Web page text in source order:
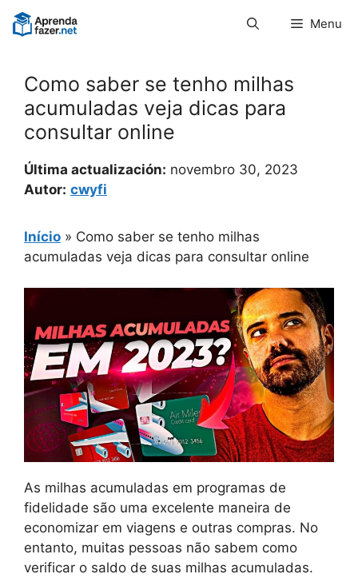
Pular
para
Menu
Como saber se tenho milhas
acumuladas veja dicas para
consultar online
Última actualización: novembro 30, 2023
Autor: cwyfi
Início » Como saber se tenho milhas
acumuladas veja dicas para consultar online
As milhas acumuladas em programas de
fidelidade são uma excelente maneira de
economizar em viagens e outras compras. No
entanto, muitas pessoas não sabem como
verificar o saldo de suas milhas acumuladas.